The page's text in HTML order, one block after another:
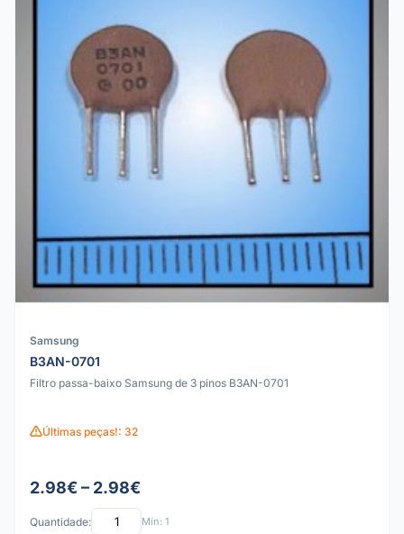
Samsung
B3AN-0701
Filtro passa-baixo Samsung de 3 pinos B3AN-0701
Últimas peças!: 32
2.98€ – 2.98€
Quantidade: Mín: 1